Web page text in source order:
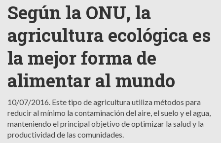
Según la ONU, la
agricultura ecológica es
la mejor forma de
alimentar al mundo
10/07/2016. Este tipo de agricultura utiliza métodos para
reducir al mínimo la contaminación del aire, el suelo y el agua,
manteniendo el principal objetivo de optimizar la salud y la
productividad de las comunidades.